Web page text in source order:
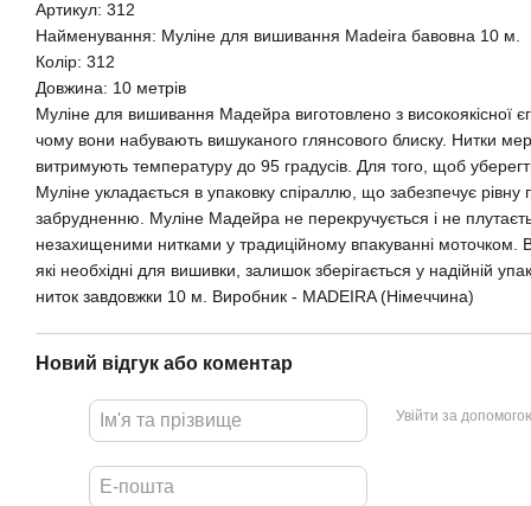
Артикул: 312
Найменування: Муліне для вишивання Madeira бавовна 10 м.
Колір: 312
Довжина: 10 метрів
Муліне для вишивання Мадейра виготовлено з високоякісної
чому вони набувають вишуканого глянсового блиску. Нитки
витримують температуру до 95 градусів. Для того, щоб
Муліне укладається в упаковку спіраллю, що забезпечує рівну
забрудненню. Муліне Мадейра не перекручується і не
незахищеними нитками у традиційному впакуванні моточком.
які необхідні для вишивки, залишок зберігається у надійній
ниток завдовжки 10 м. Виробник - MADEIRA (Німеччина)
Новий відгук або коментар
Увійти за